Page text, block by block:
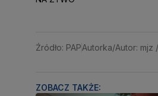
Źródło: PAPAutorka/Autor: mjz
ZOBACZ TAKŻE: